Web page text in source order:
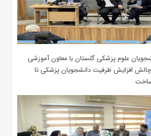
علوم پزشکی گلستان با معاون آموزشی
افزایش ظرفیت دانشجویان ‌پزشکی تا